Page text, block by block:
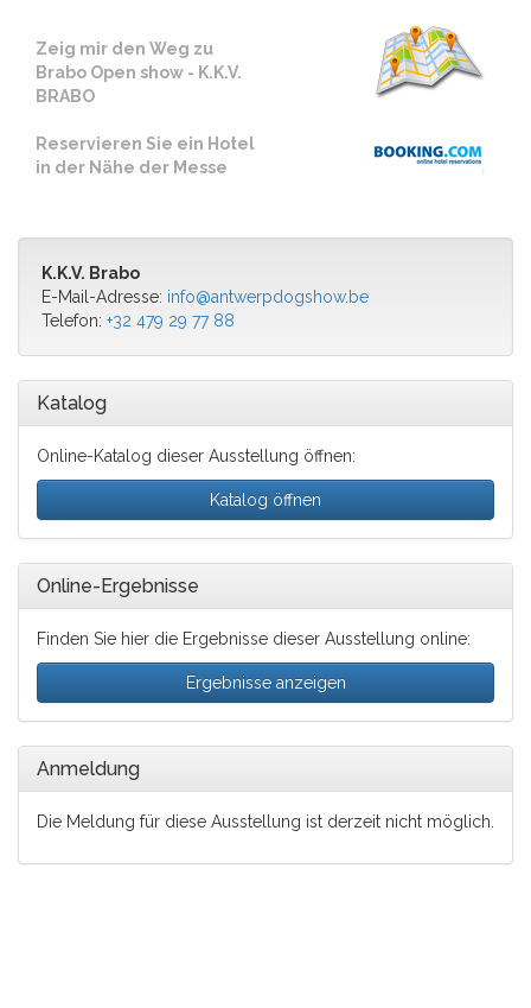
Zeig mir den Weg zu
Brabo Open show - K.K.V.
BRABO
Reservieren Sie ein Hotel
in der Nähe der Messe
K.K.V. Brabo
E-Mail-Adresse: info@antwerpdogshow.be
Telefon: +32 479 29 77 88
Katalog
Online-Katalog dieser Ausstellung öffnen:
Katalog öffnen
Online-Ergebnisse
Finden Sie hier die Ergebnisse dieser Ausstellung online:
Ergebnisse anzeigen
Anmeldung
Die Meldung für diese Ausstellung ist derzeit nicht möglich.